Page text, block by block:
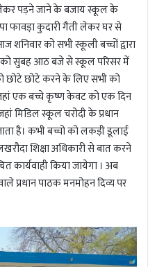
लेकर पड़ने जाने के बजाय स्कूल के
फावड़ा कुदारी गैती लेकर घर से
शनिवार को सभी स्कूली बच्चों द्वारा
सुबह आठ बजे से स्कूल परिसर में
छोटे छोटे करने के लिए सभी को
एक बच्चे कृष्ण केवट को एक दिन
मिडिल स्कूल चरोदी के प्रधान
है। कभी बच्चो को लकड़ी डूलाई
शिक्षा अधिकारी से बात करने
कार्यवाही किया जायेगा । अब
प्रधान पाठक मनमोहन दिव्य पर